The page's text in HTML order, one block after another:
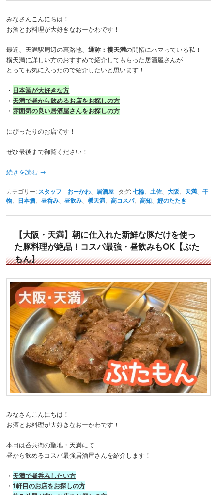
みなさんこんにちは！
お酒とお料理が大好きなおーかわです！
最近、天満駅周辺の裏路地、通称：横天満の開拓にハマっている私！
横天満に詳しい方のおすすめで紹介してもらった居酒屋さんが
とっても気に入ったので紹介したいと思います！
・ 日本酒が大好きな方
・ 天満で昼から飲めるお店をお探しの方
・雰囲気の良い居酒屋さんをお探しの方
にぴったりのお店です！
ぜひ最後まで御覧ください！
続きを読む →
カテゴリー: スタッフ おーかわ、 居酒屋 | タグ: 七輪、土佐、大阪、 天満、干
物、 日本酒、昼呑み、昼飲み、横天満、高コスパ、高知、鰹のたたき
【大阪・天満】朝に仕入れた新鮮な豚だけを使っ
た豚料理が絶品！コスパ最強・昼飲みもOK【ぶた
もん】
みなさんこんにちは！
お酒とお料理が大好きなおーかわです！
本日は呑兵衛の聖地・天満にて
昼から飲めるコスパ最強居酒屋さんを紹介します！
・ 天満で昼呑みしたい方
・1軒目のお店をお探しの方